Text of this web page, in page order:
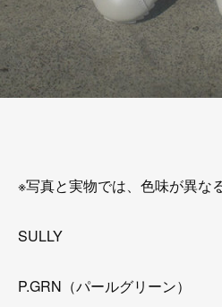
※写真と実物では、色味が異な
SULLY
P.GRN（パールグリーン）